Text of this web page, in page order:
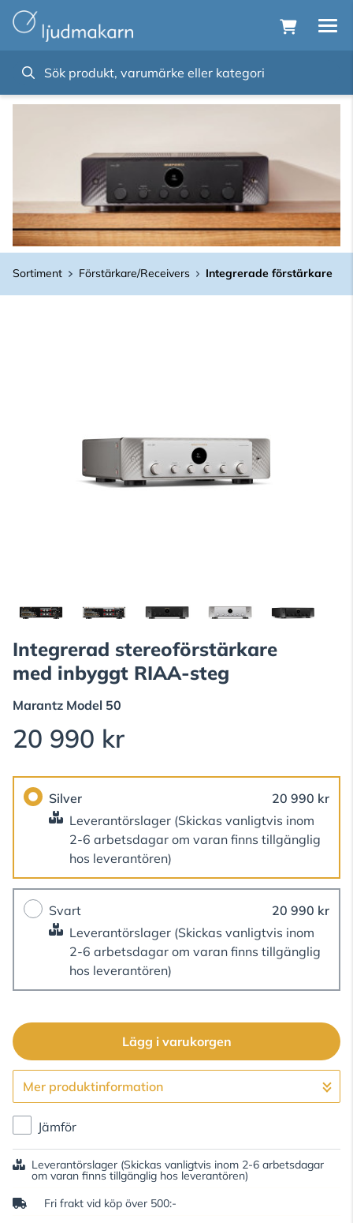
Sortiment Förstärkare/Receivers Integrerade förstärkare
Integrerad stereoförstärkare
med inbyggt RIAA-steg
Marantz Model 50
20 990 kr
Silver
20 990 kr
Leverantörslager (Skickas vanligtvis inom
2-6 arbetsdagar om varan finns tillgänglig
hos leverantören)
Svart
20 990 kr
Leverantörslager (Skickas vanligtvis inom
2-6 arbetsdagar om varan finns tillgänglig
hos leverantören)
Lägg i varukorgen
Gå till kassan
Mer produktinformation
Jämför
Leverantörslager (Skickas vanligtvis inom 2-6 arbetsdagar
om varan finns tillgänglig hos leverantören)
Fri frakt vid köp över 500:-